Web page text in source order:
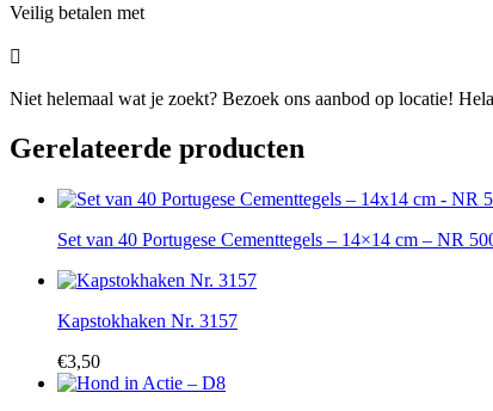
Veilig betalen met

Niet helemaal wat je zoekt? Bezoek ons aanbod op locatie!
Gerelateerde producten
Set van 40 Portugese Cementtegels – 14×14 cm – NR
Kapstokhaken Nr. 3157
€3,50